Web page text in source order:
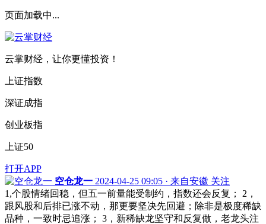
页面加载中...
云掌财经，让你更懂投资！
上证指数
深证成指
创业板指
上证50
打开APP
空仓龙一 2024-04-25 09:05 · 来自安徽 关注
1,个股情绪回稳，但五一前量能受制约，指数还会反复； 2，
跟风股和后排已涨不动，那更要坚决先回避；除非是极度稀缺
品种，一致时忌追涨； 3，新稀缺龙坚守和反复做，老龙头注